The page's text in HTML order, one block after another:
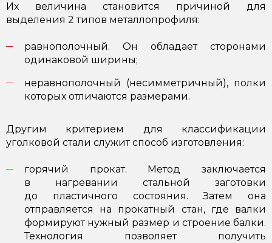
Их величина становится причиной для
выделения 2 типов металлопрофиля:
равнополочный. Он обладает сторонами
одинаковой ширины;
неравнополочный (несимметричный), полки
которых отличаются размерами.
Другим критерием для классификации
уголковой стали служит способ изготовления:
горячий прокат. Метод заключается
в нагревании стальной заготовки
до пластичного состояния. Затем она
отправляется на прокатный стан, где валки
формируют нужный размер и строение балки.
Технология позволяет получить